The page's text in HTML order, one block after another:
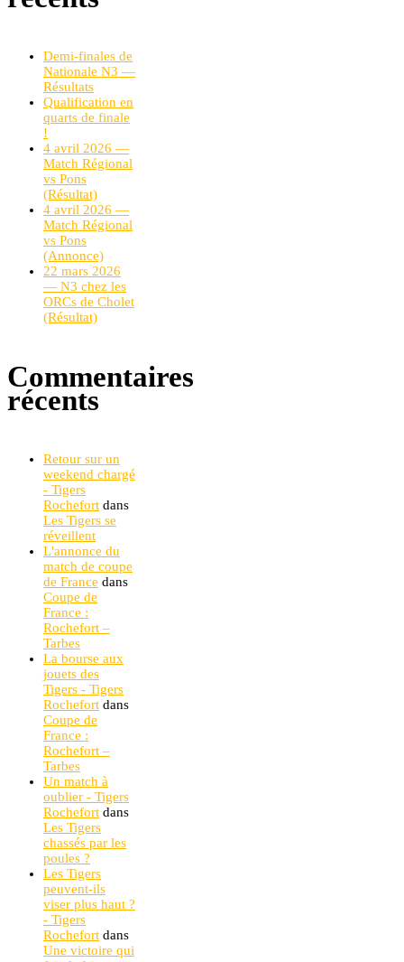
Demi-finales de
Nationale N3 —
Résultats
Qualification en
quarts de finale
!
4 avril 2026 —
Match Régional
vs Pons
(Résultat)
4 avril 2026 —
Match Régional
vs Pons
(Annonce)
22 mars 2026
— N3 chez les
ORCs de Cholet
(Résultat)
Commentaires
récents
Retour sur un
weekend chargé
- Tigers
Rochefort dans
Les Tigers se
réveillent
L'annonce du
match de coupe
de France dans
Coupe de
France :
Rochefort –
Tarbes
La bourse aux
jouets des
Tigers - Tigers
Rochefort dans
Coupe de
France :
Rochefort –
Tarbes
Un match à
oublier - Tigers
Rochefort dans
Les Tigers
chassés par les
poules ?
Les Tigers
peuvent-ils
viser plus haut ?
- Tigers
Rochefort dans
Une victoire qui